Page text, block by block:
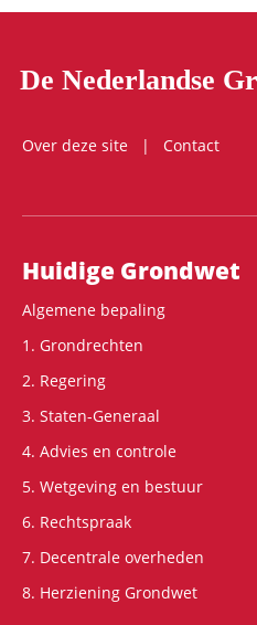
De Nederlandse
Over deze site
Contact
Hoofdnavigatie
Huidige Grondwet
Algemene bepaling
1. Grondrechten
2. Regering
3. Staten-Generaal
4. Advies en controle
5. Wetgeving en bestuur
6. Rechtspraak
7. Decentrale overheden
8. Herziening Grondwet